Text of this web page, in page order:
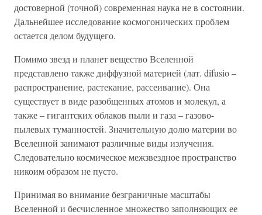
достоверной (точной) современная наука не в состоянии.
Дальнейшее исследование космогонических проблем
остается делом будущего.
Помимо звезд и планет вещество Вселенной
представлено также диффузной материей (лат. difusio –
распространение, растекание, рассеивание). Она
существует в виде разобщенных атомов и молекул, а
также – гигантских облаков пыли и газа – газово-
пылевых туманностей. Значительную долю материи во
Вселенной занимают различные виды излучения.
Следовательно космическое межзвездное пространство
никоим образом не пусто.
Принимая во внимание безграничные масштабы
Вселенной и бесчисленное множество заполняющих ее